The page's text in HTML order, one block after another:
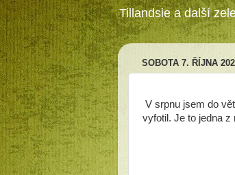
Tillandsie a další
SOBOTA 7. ŘÍJNA
V srpnu jsem do
vyfotil. Je to jedna z